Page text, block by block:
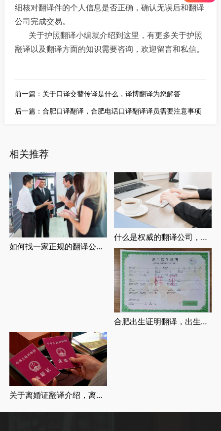
细核对翻译件的个人信息是否正确，确认无误后和翻译
公司完成交易。
关于护照翻译小编就介绍到这里，有更多关于护照
翻译以及翻译方面的知识需要咨询，欢迎留言和私信。
前一篇： 关于口译交替传译是什么，译博翻译为您解答
后一篇：合肥口译翻译，合肥电话口译翻译译员需要注意事项
相关推荐
如何找一家正规的翻译公司，找正规翻译公司有哪些要求
什么是权威的翻译公司，正规翻译公司介绍
合肥出生证明翻译，出生证明翻译认证流程
关于离婚证翻译介绍，离婚证翻译流程